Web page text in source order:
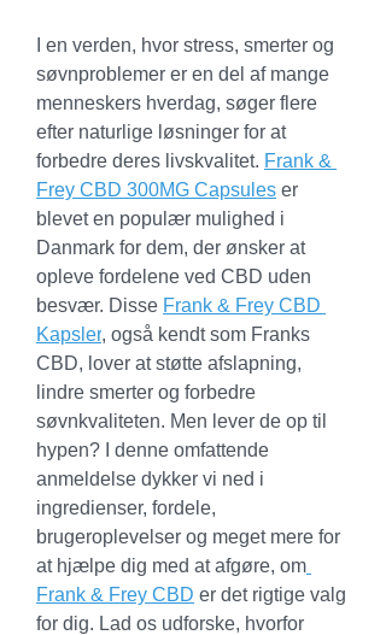
I en verden, hvor stress, smerter og
søvnproblemer er en del af mange
menneskers hverdag, søger flere
efter naturlige løsninger for at
forbedre deres livskvalitet. Frank &
Frey CBD 300MG Capsules er
blevet en populær mulighed i
Danmark for dem, der ønsker at
opleve fordelene ved CBD uden
besvær. Disse Frank & Frey CBD
Kapsler, også kendt som Franks
CBD, lover at støtte afslapning,
lindre smerter og forbedre
søvnkvaliteten. Men lever de op til
hypen? I denne omfattende
anmeldelse dykker vi ned i
ingredienser, fordele,
brugeroplevelser og meget mere for
at hjælpe dig med at afgøre, om
Frank & Frey CBD er det rigtige valg
for dig. Lad os udforske, hvorfor